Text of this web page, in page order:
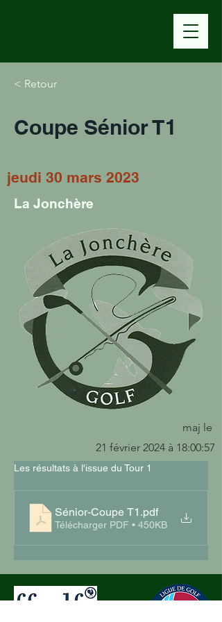
< Retour
Coupe Sénior T1
jeudi 30 mars 2023
La Jonchère
maj le
21 février 2024 à 18:00:57
Les résultats à l'issue du Tour 1
Sénior-Coupe T1 .pdf
Télécharger PDF • 450KB